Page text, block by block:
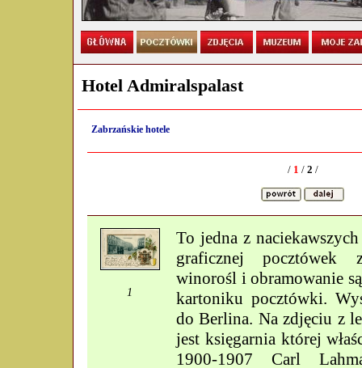
Hotel Admiralspalast
Zabrzańskie hotele
/1 / 2 /
1
To jedna z
graficznej pocztówek
winorośl i obramowanie
kartoniku pocztówki.
do Berlina. Na zdjęciu z
jest księgarnia której
1900-1907 Carl